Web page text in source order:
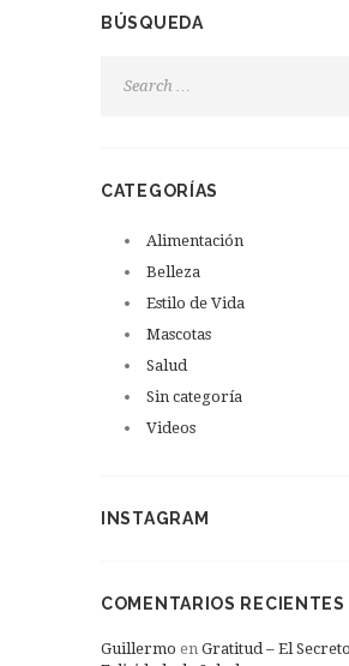
BÚSQUEDA
CATEGORÍAS
Alimentación
Belleza
Estilo de Vida
Mascotas
Salud
Sin categoría
Videos
INSTAGRAM
COMENTARIOS RECIENTES
Guillermo en Gratitud – El